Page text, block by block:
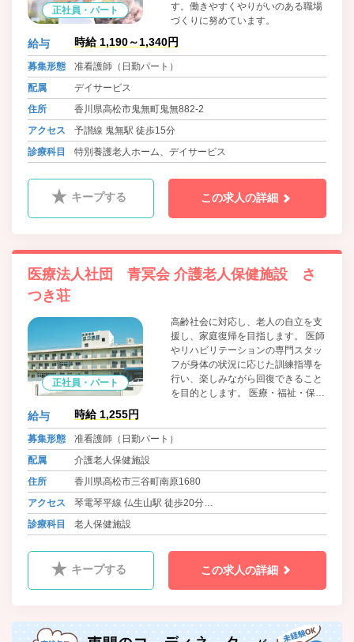
正社員・パート
す。働きやすくやりがいのある職場
づくりに努めています。
給与 時給 1,190～1,340円
募集形態
准看護師（日勤パート）
配属
デイサービス
住所
香川県高松市鬼無町鬼無882-2
アクセス
予讃線 鬼無駅 徒歩15分
診療科目
特別養護老人ホーム、デイサービス
キープする この求人の詳細
医療法人社団 青冥会 介護老人保健施設 さ
つき荘
正社員・パート
高齢社会に対応し、老人の自立を支
援し、家庭復帰を目指します。 医師
やリハビリテーションの専門スタッ
フが身体の状況に応じた訓練指導を
行い、楽しみながら回復できること
を目的とします。 医療・福祉・保健
貢献いたします。
給与 時給 1,255円
募集形態
准看護師（日勤パート）
配属
介護老人保健施設
住所
香川県高松市三谷町南原1680
アクセス
琴電琴平線 仏生山駅 徒歩20分
バス ことでんバス 塩江線 仏生山駅西口 徒歩24分
診療科目 老人保健施設
キープする この求人の詳細